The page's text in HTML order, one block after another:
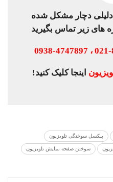
دلیلی دچار مشکل شده
های زیر تماس بگیرید
اینجا کلیک کنید!
پیکسل سوختگی تلویزیون
سوختن صفحه نمایش تلویزیون